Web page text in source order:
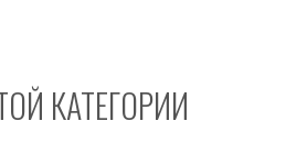
КАТЕГОРИИ